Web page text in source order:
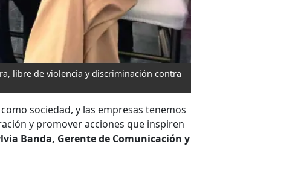
libre de violencia y discriminación contra
sociedad, y las empresas tenemos
y promover acciones que inspiren
Banda, Gerente de Comunicación y